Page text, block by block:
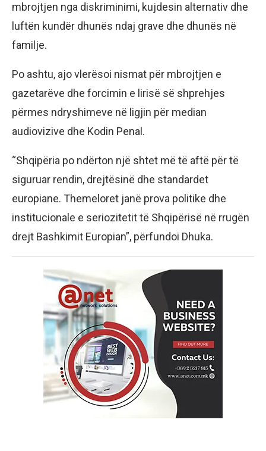
mbrojtjen nga diskriminimi, kujdesin alternativ dhe
luftën kundër dhunës ndaj grave dhe dhunës në
familje.
Po ashtu, ajo vlerësoi nismat për mbrojtjen e
gazetarëve dhe forcimin e lirisë së shprehjes
përmes ndryshimeve në ligjin për median
audiovizive dhe Kodin Penal.
“Shqipëria po ndërton një shtet më të aftë për të
siguruar rendin, drejtësinë dhe standardet
europiane. Themeloret janë prova politike dhe
institucionale e seriozitetit të Shqipërisë në rrugën
drejt Bashkimit Europian”, përfundoi Dhuka.